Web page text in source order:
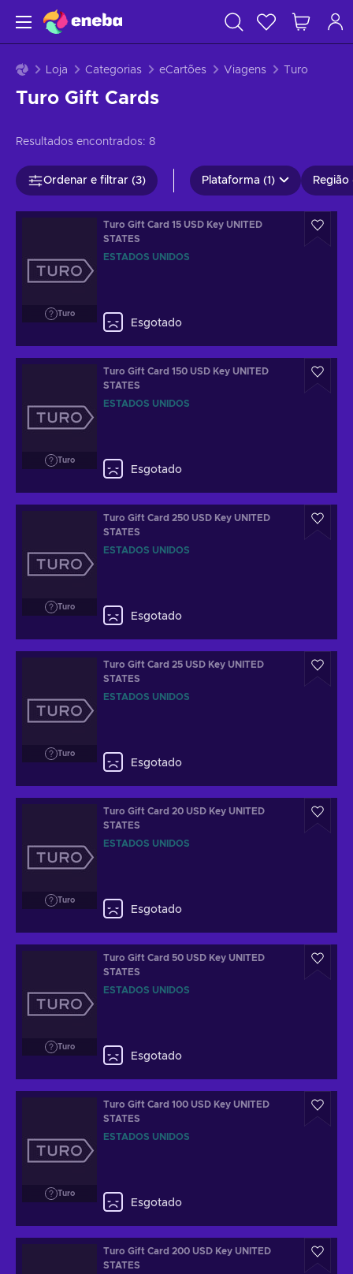
Loja Categorias eCartões Viagens Turo
Turo Gift Cards
Resultados encontrados: 8
Ordenar e filtrar (3) Plataforma (1) Região
Turo
Turo Gift Card 15 USD Key UNITED
STATES
ESTADOS UNIDOS
Esgotado
Turo
Turo Gift Card 150 USD Key UNITED
STATES
ESTADOS UNIDOS
Esgotado
Turo
Turo Gift Card 250 USD Key UNITED
STATES
ESTADOS UNIDOS
Esgotado
Turo
Turo Gift Card 25 USD Key UNITED
STATES
ESTADOS UNIDOS
Esgotado
Turo
Turo Gift Card 20 USD Key UNITED
STATES
ESTADOS UNIDOS
Esgotado
Turo
Turo Gift Card 50 USD Key UNITED
STATES
ESTADOS UNIDOS
Esgotado
Turo
Turo Gift Card 100 USD Key UNITED
STATES
ESTADOS UNIDOS
Esgotado
Turo Gift Card 200 USD Key UNITED
STATES